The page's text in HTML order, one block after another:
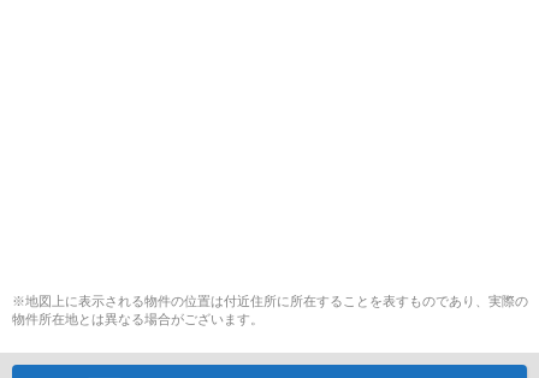
※地図上に表示される物件の位置は付近住所に所在することを表すものであり、実際の
物件所在地とは異なる場合がございます。